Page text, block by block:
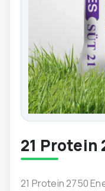
21 Protein
21 Protein 2750